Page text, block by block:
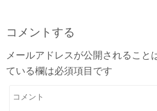
コメントする
メールアドレスが公開されること
ている欄は必須項目です